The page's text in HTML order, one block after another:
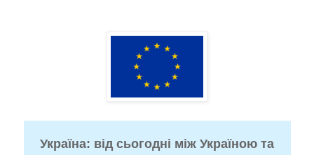
Україна: від сьогодні між Україною та